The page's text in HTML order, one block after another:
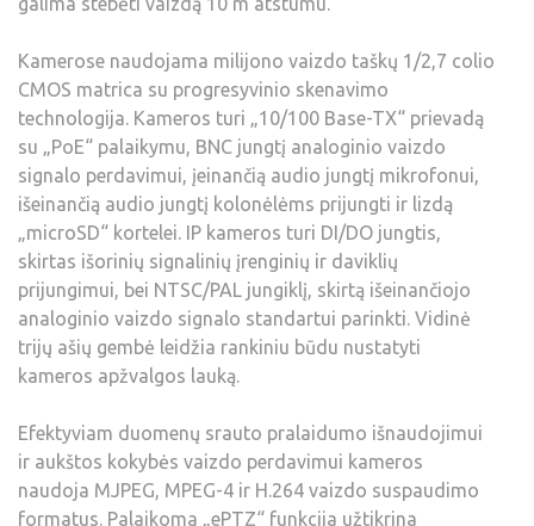
Kamerose naudojama milijono vaizdo taškų 1/2,7 colio
CMOS matrica su progresyvinio skenavimo
technologija. Kameros turi „10/100 Base-TX“ prievadą
su „PoE“ palaikymu, BNC jungtį analoginio vaizdo
signalo perdavimui, įeinančią audio jungtį mikrofonui,
išeinančią audio jungtį kolonėlėms prijungti ir lizdą
„microSD“ kortelei. IP kameros turi DI/DO jungtis,
skirtas išorinių signalinių įrenginių ir daviklių
prijungimui, bei NTSC/PAL jungiklį, skirtą išeinančiojo
analoginio vaizdo signalo standartui parinkti. Vidinė
trijų ašių gembė leidžia rankiniu būdu nustatyti
kameros apžvalgos lauką.
Efektyviam duomenų srauto pralaidumo išnaudojimui
ir aukštos kokybės vaizdo perdavimui kameros
naudoja MJPEG, MPEG-4 ir H.264 vaizdo suspaudimo
formatus. Palaikoma „ePTZ“ funkcija užtikrina